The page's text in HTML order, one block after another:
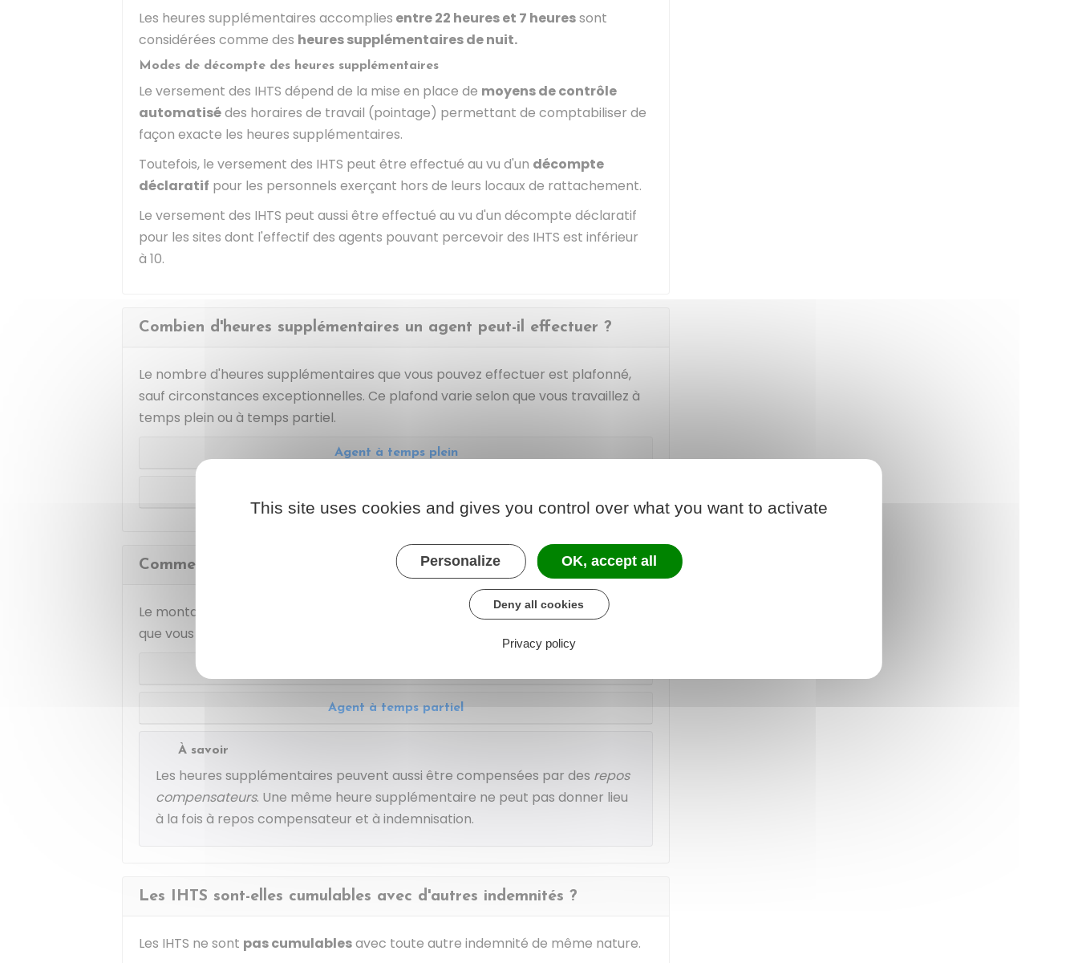
Les heures supplémentaires accomplies entre 22 heures et 7 heuressont
considérées comme des heures supplémentaires de nuit.
Modes de décompte des heures supplémentaires
Le versement des IHTS dépend de la mise en place de moyens de contrôle
automatisédes horaires de travail (pointage) permettant de comptabiliser de
façon exacte les heures supplémentaires.
Toutefois, le versement des IHTS peut être effectué au vu d'un décompte
déclaratif pour les personnels exerçant hors de leurs locaux de rattachement.
Le versement des IHTS peut aussi être effectué au vu d'un décompte déclaratif
pour les sites dont l'effectif des agents pouvant percevoir des IHTS est inférieur
à 10.
Combien d'heures supplémentaires un agent peut-il effectuer ?
Le nombre d'heures supplémentaires que vous pouvez effectuer est plafonné,
sauf circonstances exceptionnelles. Ce plafond varie selon que vous travaillez à
temps plein ou à temps partiel.
Agent à temps plein
Comment les heures supplémentaires sont-elles indemnisées ?
Le montant des indemnités horaires pour travaux supplémentaires varie selon
que vous travaillez à temps plein ou à temps partiel :
Agent à temps partiel
À savoir
Les heures supplémentaires peuvent aussi être compensées par des repos
compensateurs. Une même heure supplémentaire ne peut pas donner lieu
à la fois à repos compensateur et à indemnisation.
Les IHTS sont-elles cumulables avec d'autres indemnités ?
Les IHTS ne sont pas cumulablesavec toute autre indemnité de même nature.
This site uses cookies and gives you control over what you want to activate
Personalize OK, accept all
Deny all cookies
Privacy policy